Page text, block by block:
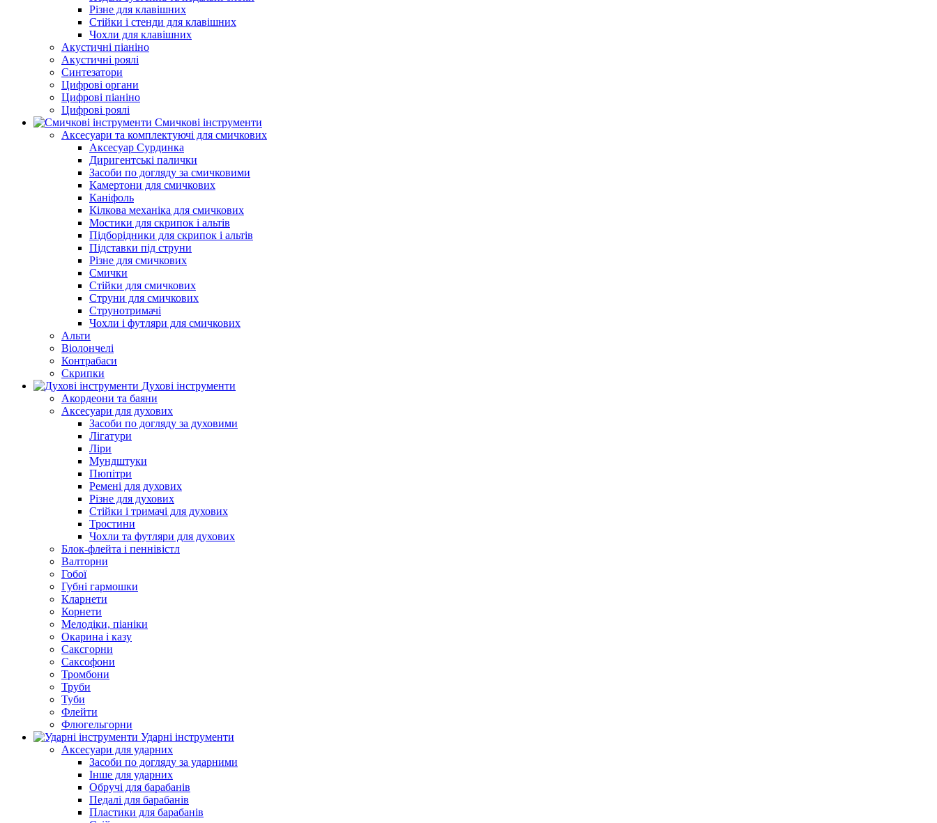
Різне для клавішних
Стійки і стенди для клавішних
Чохли для клавішних
Акустичні піаніно
Акустичні роялі
Синтезатори
Цифрові органи
Цифрові піаніно
Цифрові роялі
Смичкові інструменти
Аксесуари та комплектуючі для смичкових
Аксесуар Сурдинка
Диригентські палички
Засоби по догляду за смичковими
Камертони для смичкових
Каніфоль
Кілкова механіка для смичкових
Мостики для скрипок і альтів
Підборiдники для скрипок і альтів
Підставки під струни
Різне для смичкових
Смички
Стійки для смичкових
Струни для смичкових
Струнотримачі
Чохли і футляри для смичкових
Альти
Віолончелі
Контрабаси
Скрипки
Духові інструменти
Акордеони та баяни
Аксесуари для духових
Засоби по догляду за духовими
Лігатури
Ліри
Мундштуки
Пюпітри
Ремені для духових
Різне для духових
Стійки і тримачі для духових
Тростини
Чохли та футляри для духових
Блок-флейта і пеннівістл
Валторни
Гобої
Губні гармошки
Кларнети
Корнети
Мелодіки, піаніки
Окарина і казу
Саксгорни
Саксофони
Тромбони
Труби
Туби
Флейти
Флюгельгорни
Ударні інструменти
Аксесуари для ударних
Засоби по догляду за ударними
Інше для ударних
Обручі для барабанів
Педалі для барабанів
Пластики для барабанів